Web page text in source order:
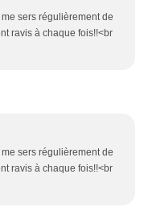
sers régulièrement de
ravis à chaque fois!!<br
sers régulièrement de
ravis à chaque fois!!<br